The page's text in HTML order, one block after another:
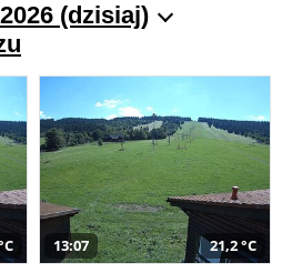
(dzisiaj)
13:07 21,2 °C